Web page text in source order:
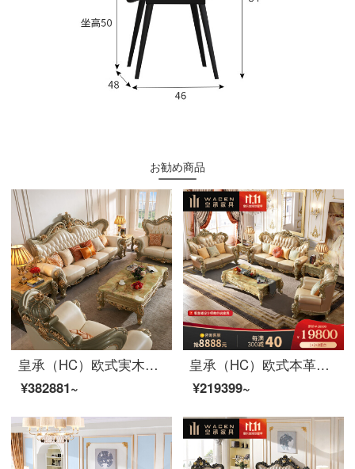
お勧め商品
皇承（HC）欧式実木彫刻ソファ大戸型別荘クラウン本革ソファセット832【シングル位+ツイン位+4人位】
¥382881~
皇承（HC）欧式本革ソファ別荘シャンパン金客間家具両面彫刻実木セット866欧風豪華・シャンパン金本革ソファ【123セット】
¥219399~